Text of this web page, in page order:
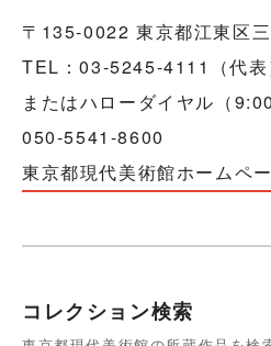
〒135-0022 東京都江東区
TEL：03-5245-4111（代表
またはハローダイヤル（
050-5541-8600
東京都現代美術館ホームペ
コレクション検索